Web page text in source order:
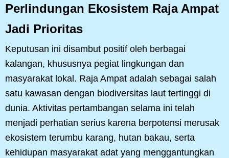
Perlindungan Ekosistem Raja Ampat
Jadi Prioritas
Keputusan ini disambut positif oleh berbagai
kalangan, khususnya pegiat lingkungan dan
masyarakat lokal. Raja Ampat adalah sebagai salah
satu kawasan dengan biodiversitas laut tertinggi di
dunia. Aktivitas pertambangan selama ini telah
menjadi perhatian serius karena berpotensi merusak
ekosistem terumbu karang, hutan bakau, serta
kehidupan masyarakat adat yang menggantungkan